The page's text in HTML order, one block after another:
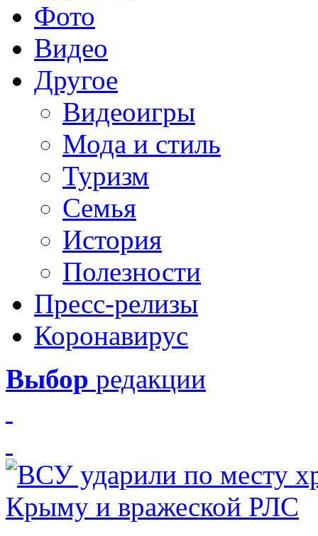
Фото
Видео
Другое
Видеоигры
Мода и стиль
Туризм
Семья
История
Полезности
Пресс-релизы
Коронавирус
Выбор редакции